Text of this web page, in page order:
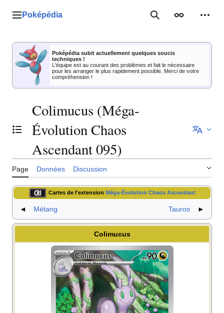
Menu principal
Poképédia RechercherApparence
Poképédia subit actuellement quelques soucis
techniques !
L'équipe est au courant des problèmes et fait le nécessaire
pour les arranger le plus rapidement possible. Merci de votre
compréhension !
Basculer la table des matières
Colimucus (Méga-
Évolution Chaos
Ascendant 095)
Page Données Discussion
Cartes de l'extension Méga-Évolution Chaos Ascendant
◄ Métang Tauros ►
Colimucus